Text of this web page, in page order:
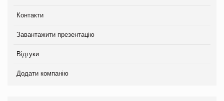
Контакти
Завантажити презентацію
Відгуки
Додати компанію